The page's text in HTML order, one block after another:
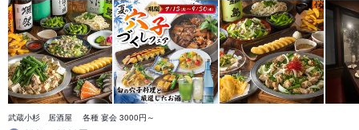
武蔵小杉 居酒屋 各種 宴会 3000円～